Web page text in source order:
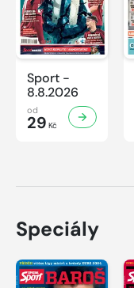
Sport -
8.8.2026
od
29 Kč
Speciály